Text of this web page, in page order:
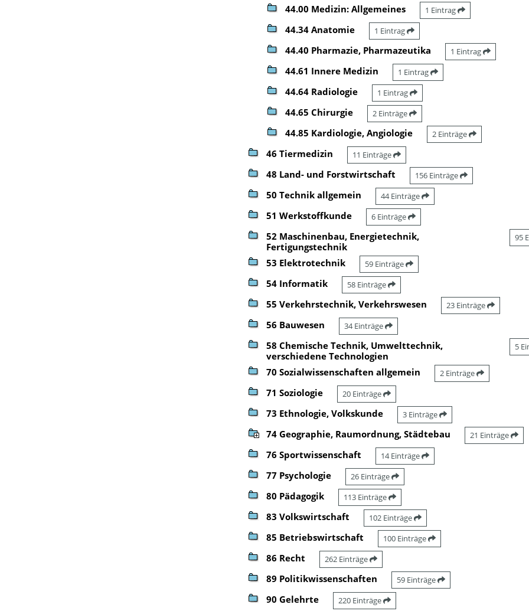
44.00 Medizin: Allgemeines 1 Eintrag
44.34 Anatomie 1 Eintrag
44.40 Pharmazie, Pharmazeutika 1 Eintrag
44.61 Innere Medizin 1 Eintrag
44.64 Radiologie 1 Eintrag
44.65 Chirurgie 2 Einträge
44.85 Kardiologie, Angiologie 2 Einträge
46 Tiermedizin 11 Einträge
48 Land- und Forstwirtschaft 156 Einträge
50 Technik allgemein 44 Einträge
51 Werkstoffkunde 6 Einträge
52 Maschinenbau, Energietechnik,
Fertigungstechnik
95
53 Elektrotechnik 59 Einträge
54 Informatik 58 Einträge
55 Verkehrstechnik, Verkehrswesen 23 Einträge
56 Bauwesen 34 Einträge
58 Chemische Technik, Umwelttechnik,
verschiedene Technologien
5
70 Sozialwissenschaften allgemein 2 Einträge
71 Soziologie 20 Einträge
73 Ethnologie, Volkskunde 3 Einträge
74 Geographie, Raumordnung, Städtebau 21 Einträge
76 Sportwissenschaft 14 Einträge
77 Psychologie 26 Einträge
80 Pädagogik 113 Einträge
83 Volkswirtschaft 102 Einträge
85 Betriebswirtschaft 100 Einträge
86 Recht 262 Einträge
89 Politikwissenschaften 59 Einträge
90 Gelehrte 220 Einträge